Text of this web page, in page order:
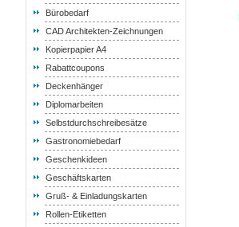
Bürobedarf
CAD Architekten-Zeichnungen
Kopierpapier A4
Rabattcoupons
Deckenhänger
Diplomarbeiten
Selbstdurchschreibesätze
Gastronomiebedarf
Geschenkideen
Geschäftskarten
Gruß- & Einladungskarten
Rollen-Etiketten